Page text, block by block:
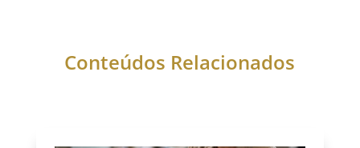
Conteúdos Relacionados